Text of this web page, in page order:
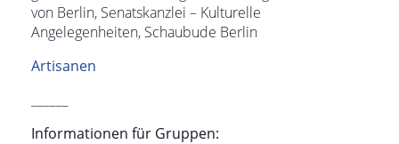
von Berlin, Senatskanzlei – Kulturelle
Angelegenheiten, Schaubude Berlin
Artisanen
Informationen für Gruppen: